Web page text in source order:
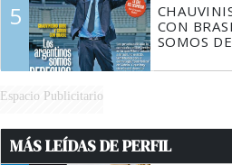
5
CON
SOMOS
Espacio Publicitario
MÁS LEÍDAS DE PERFIL